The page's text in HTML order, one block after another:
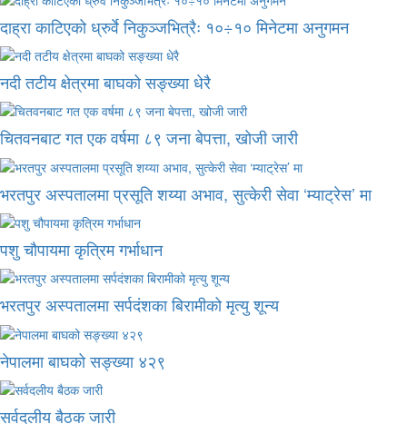
दाह्रा काटिएको ध्रुर्वे निकुञ्जभित्रैः १०÷१० मिनेटमा अनुगमन
नदी तटीय क्षेत्रमा बाघको सङ्ख्या धेरै
चितवनबाट गत एक वर्षमा ८९ जना बेपत्ता, खोजी जारी
भरतपुर अस्पतालमा प्रसूति शय्या अभाव, सुत्केरी सेवा ‘म्याट्रेस’ मा
पशु चौपायमा कृत्रिम गर्भाधान
भरतपुर अस्पतालमा सर्पदंशका बिरामीको मृत्यु शून्य
नेपालमा बाघको सङ्ख्या ४२९
सर्वदलीय बैठक जारी